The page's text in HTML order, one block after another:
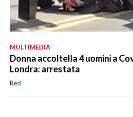
MULTIMEDIA
Donna accoltella 4 uomini a
Londra: arrestata
Red